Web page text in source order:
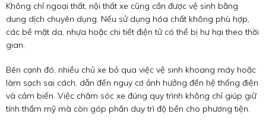
Không chỉ ngoại thất, nội thất xe cũng cần được vệ sinh bằng
dung dịch chuyên dụng. Nếu sử dụng hóa chất không phù hợp,
các bề mặt da, nhựa hoặc chi tiết điện tử có thể bị hư hại theo thời
gian.
Bên cạnh đó, nhiều chủ xe bỏ qua việc vệ sinh khoang máy hoặc
làm sạch sai cách, dẫn đến nguy cơ ảnh hưởng đến hệ thống điện
và cảm biến. Việc chăm sóc xe đúng quy trình không chỉ giúp giữ
tính thẩm mỹ mà còn góp phần duy trì độ bền cho phương tiện.